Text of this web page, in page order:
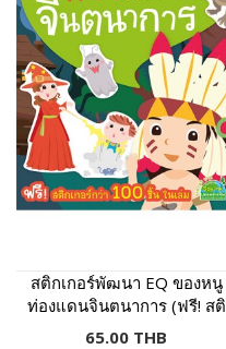
สติกเกอร์พัฒนา EQ ของหนู
ท่องแดนจินตนาการ (ฟรี! สติ
กเกอร์กว่า 100 ชิ้น ในเล่ม)
65.00 THB